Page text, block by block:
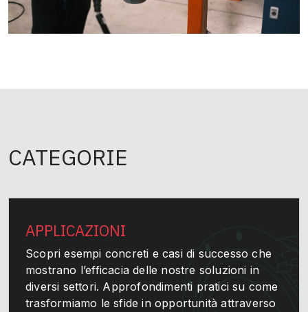
CATEGORIE
APPLICAZIONI
Scopri esempi concreti e casi di successo che
mostrano l’efficacia delle nostre soluzioni in
diversi settori. Approfondimenti pratici su come
trasformiamo le sfide in opportunità attraverso